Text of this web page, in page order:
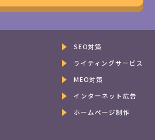
SEO対策
ライティングサービス
MEO対策
インターネット広告
ホームページ制作